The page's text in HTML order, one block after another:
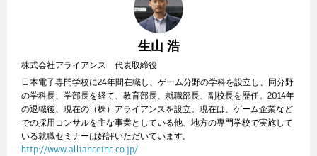
生山 浩
株式会社アライアンス 代表取締役
日本電子専門学校に24年間在職し、ゲーム分野の学科を設立し、同分野
の学科長、学部長を経て、教育部長、就職部長、副校長を歴任。2014年
の退職後、現在の（株）アライアンスを設立。現在は、ゲーム企業など
での採用コンサルを主な事業としている他、地方の専門学校で実施して
いる就職セミナーは好評いただいています。
http://www.allianceinc.co.jp/